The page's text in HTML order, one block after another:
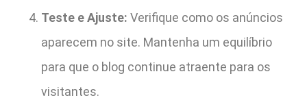
Teste e Ajuste: Verifique como os anúncios
aparecem no site. Mantenha um equilíbrio
para que o blog continue atraente para os
visitantes.